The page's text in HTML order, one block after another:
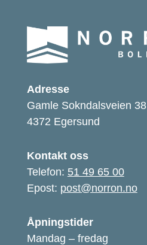
Adresse
Gamle Sokndalsveien 38
4372 Egersund
Kontakt oss
Telefon: 51 49 65 00
Epost: post@norron.no
Åpningstider
Mandag – fredag